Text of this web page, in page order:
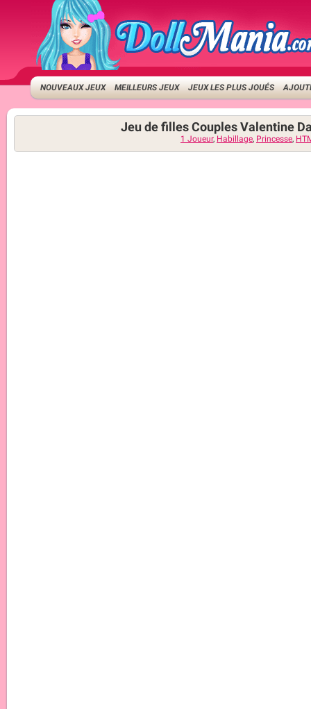
NOUVEAUX JEUX MEILLEURS JEUX JEUX LES PLUS JOUÉS
Jeu de filles Couples Valentine
1 Joueur, Habillage, Princesse,